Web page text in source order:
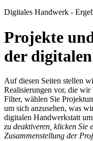
Digitales Handwerk -
Projekte
der
Auf diesen Seiten stellen
Realisierungen vor, die wir
Filter, wählen Sie
um sich anzusehen, was
digitalen Handwerkstatt
zu deaktiveren, klicken
Zusammenstellung der